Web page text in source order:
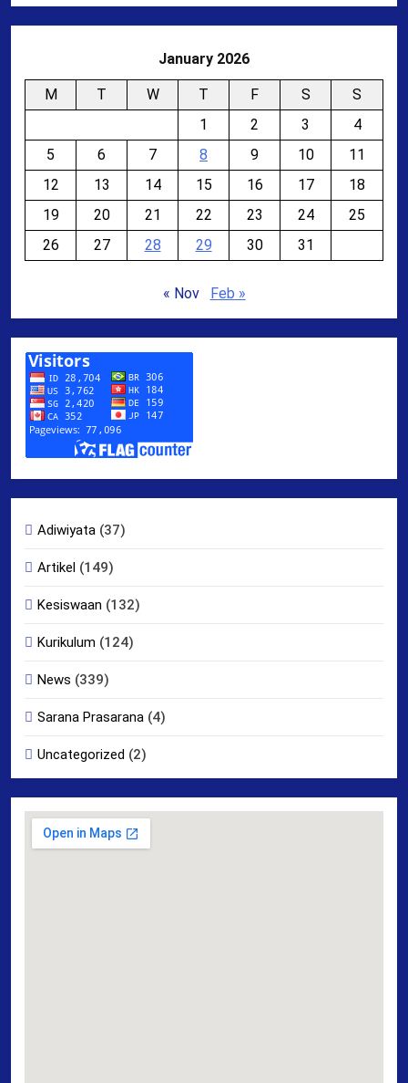
January 2026
M T W T F S
S
1
2 3
4
5
6 7 8 9 10
11
12
13 14 15 16 17
18
19
20 21 22 23 24
25
26
27 28 29 30 31
« Nov Feb »
Adiwiyata (37)
Artikel (149)
Kesiswaan (132)
Kurikulum (124)
News (339)
Sarana Prasarana (4)
Uncategorized (2)